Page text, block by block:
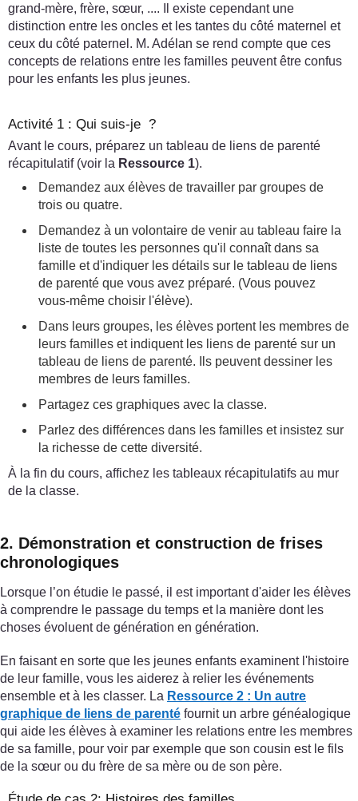
grand-mère, frère, sœur, .... Il existe cependant une
distinction entre les oncles et les tantes du côté maternel et
ceux du côté paternel. M. Adélan se rend compte que ces
concepts de relations entre les familles peuvent être confus
pour les enfants les plus jeunes.
Activité 1 : Qui suis-je ?
Avant le cours, préparez un tableau de liens de parenté
récapitulatif (voir la Ressource 1).
Demandez aux élèves de travailler par groupes de
trois ou quatre.
Demandez à un volontaire de venir au tableau faire la
liste de toutes les personnes qu'il connaît dans sa
famille et d'indiquer les détails sur le tableau de liens
de parenté que vous avez préparé. (Vous pouvez
vous-même choisir l'élève).
Dans leurs groupes, les élèves portent les membres de
leurs familles et indiquent les liens de parenté sur un
tableau de liens de parenté. Ils peuvent dessiner les
membres de leurs familles.
Partagez ces graphiques avec la classe.
Parlez des différences dans les familles et insistez sur
la richesse de cette diversité.
À la fin du cours, affichez les tableaux récapitulatifs au mur
de la classe.
2. Démonstration et construction de frises
chronologiques
Lorsque l’on étudie le passé, il est important d'aider les élèves
à comprendre le passage du temps et la manière dont les
choses évoluent de génération en génération.
En faisant en sorte que les jeunes enfants examinent l'histoire
de leur famille, vous les aiderez à relier les événements
ensemble et à les classer. La Ressource 2 : Un autre
graphique de liens de parenté fournit un arbre généalogique
qui aide les élèves à examiner les relations entre les membres
de sa famille, pour voir par exemple que son cousin est le fils
de la sœur ou du frère de sa mère ou de son père.